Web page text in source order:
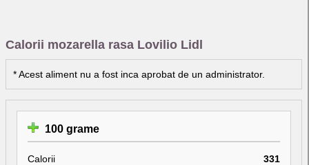
Calorii mozarella rasa Lovilio Lidl
* Acest aliment nu a fost inca aprobat de un administrator.
100 grame
Calorii
331